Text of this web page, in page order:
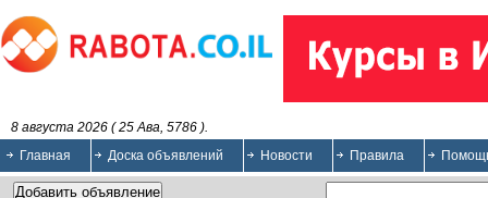
8 августа 2026 ( 25 Ава, 5786 ).
Главная
Доска объявлений Новости Правила